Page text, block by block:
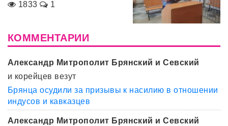
1833
1
КОММЕНТАРИИ
Александр Митрополит Брянский и Севский
и корейцев везут
Брянца осудили за призывы к насилию в отношении
индусов и кавказцев
Александр Митрополит Брянский и Севский